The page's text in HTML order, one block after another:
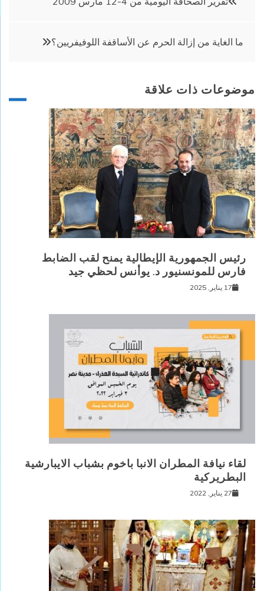
ما الغاية من إزالة الحرم عن الأساقفة اللوفيفريين؟
موضوعات ذات علاقة
رئيس الجمهورية الإيطالية يمنح لقب الضابط
فارس للمونسنيور د. يوأنس لحظي جيد
17 يناير, 2025
لقاء نيافة المطران الانبا باخوم بشباب الايبارشية
البطريركية
27 يناير, 2022